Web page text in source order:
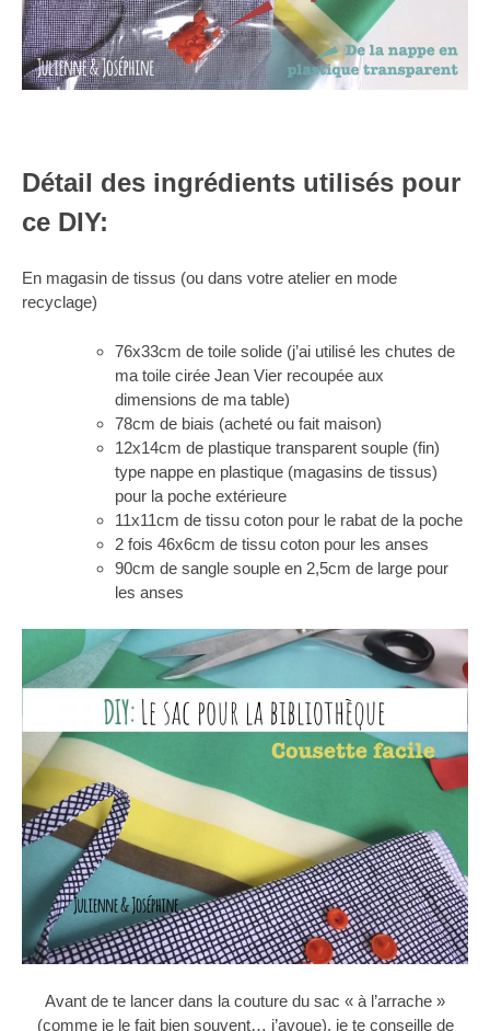
Détail des ingrédients utilisés pour
ce DIY:
En magasin de tissus (ou dans votre atelier en mode
recyclage)
76x33cm de toile solide (j’ai utilisé les chutes de
ma toile cirée Jean Vier recoupée aux
dimensions de ma table)
78cm de biais (acheté ou fait maison)
12x14cm de plastique transparent souple (fin)
type nappe en plastique (magasins de tissus)
pour la poche extérieure
11x11cm de tissu coton pour le rabat de la poche
2 fois 46x6cm de tissu coton pour les anses
90cm de sangle souple en 2,5cm de large pour
les anses
Avant de te lancer dans la couture du sac « à l’arrache »
(comme je le fait bien souvent… j’avoue), je te conseille de